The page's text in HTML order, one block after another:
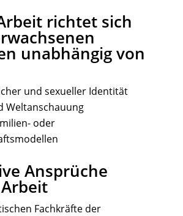
richtet sich
unabhängig von
und sexueller Identität
Weltanschauung
oder
Ansprüche
Fachkräfte der